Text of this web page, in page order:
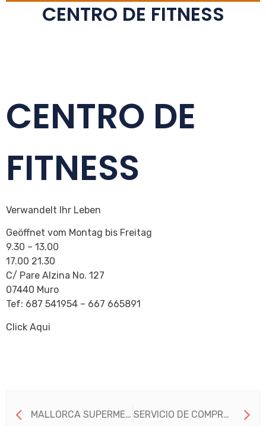
CENTRO DE FITNESS
CENTRO DE
FITNESS
Verwandelt Ihr Leben
Geöffnet vom Montag bis Freitag
9.30 – 13.00
17.00 21.30
C/ Pare Alzina No. 127
07440 Muro
Tef: 687 541954 – 667 665891
Click Aqui
MALLORCA SUPERMERCADOS SERVICIO DE COMPRAS